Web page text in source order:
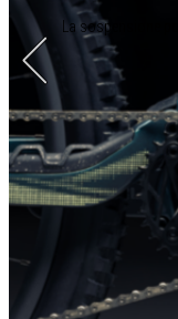
La sospensione